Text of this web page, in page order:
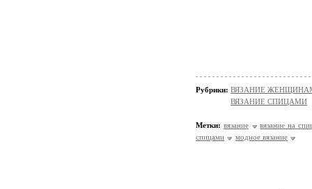
Рубрики: ВЯЗАНИЕ ЖЕНЩИНАМ/
ВЯЗАНИЕ СПИЦАМИ
Метки: вязание
вязание на
спицами
модное вязание